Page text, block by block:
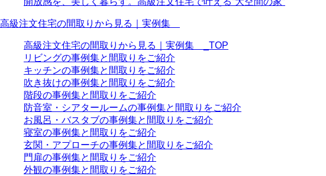
高級注文住宅の間取りから見る｜実例集
高級注文住宅の間取りから見る｜実例集 _TOP
リビングの事例集と間取りをご紹介
キッチンの事例集と間取りをご紹介
吹き抜けの事例集と間取りをご紹介
階段の事例集と間取りをご紹介
防音室・シアタールームの事例集と間取りをご紹介
お風呂・バスタブの事例集と間取りをご紹介
寝室の事例集と間取りをご紹介
玄関・アプローチの事例集と間取りをご紹介
門扉の事例集と間取りをご紹介
外観の事例集と間取りをご紹介